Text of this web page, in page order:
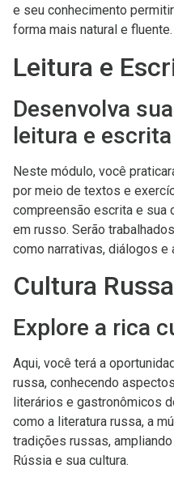
e seu conhecimento
forma mais natural e fluente.
Leitura e
Desenvolva
leitura e
Neste módulo, você
por meio de textos e
compreensão escrita e sua
em russo. Serão
como narrativas, diálogos e
Cultura Russa
Explore a rica
Aqui, você terá a
russa, conhecendo
literários e gastronômicos
como a literatura russa, a
tradições russas,
Rússia e sua cultura.